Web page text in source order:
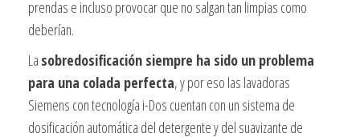
prendas e incluso provocar que no salgan tan limpias como
deberían.
La sobredosificación siempre ha sido un problema
para una colada perfecta, y por eso las lavadoras
Siemens con tecnología i-Dos cuentan con un sistema de
dosificación automática del detergente y del suavizante de